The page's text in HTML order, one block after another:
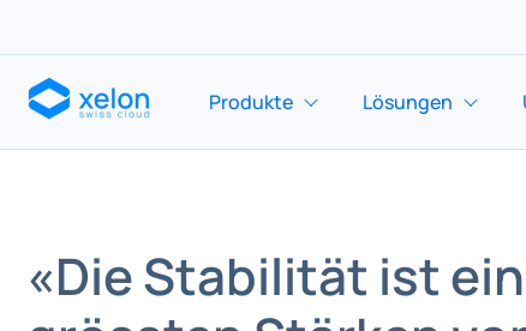
Produkte Lösungen
«Die Stabilität ist